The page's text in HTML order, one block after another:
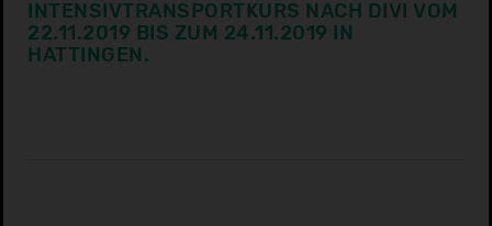
INTENSIVTRANSPORTKURS NACH DIVI VOM
22.11.2019 BIS ZUM 24.11.2019 IN
HATTINGEN.